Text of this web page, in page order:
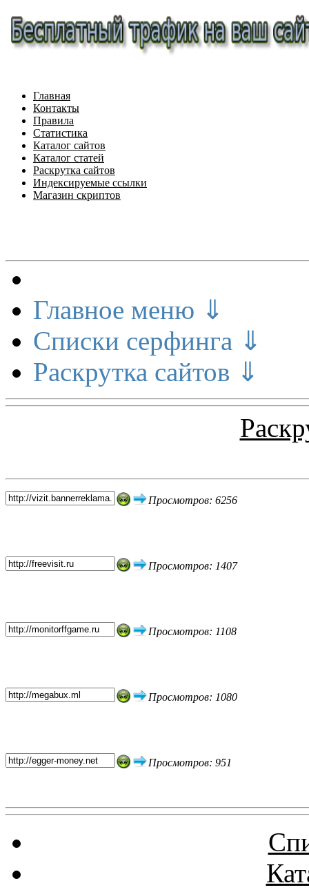
Главная
Контакты
Правила
Статистика
Каталог сайтов
Каталог статей
Раскрутка сайтов
Индексируемые ссылки
Магазин скриптов
Главное меню ⇓
Списки серфинга ⇓
Раскрутка сайтов ⇓
Просмотров: 6256
Просмотров: 1407
Просмотров: 1108
Просмотров: 1080
Просмотров: 951